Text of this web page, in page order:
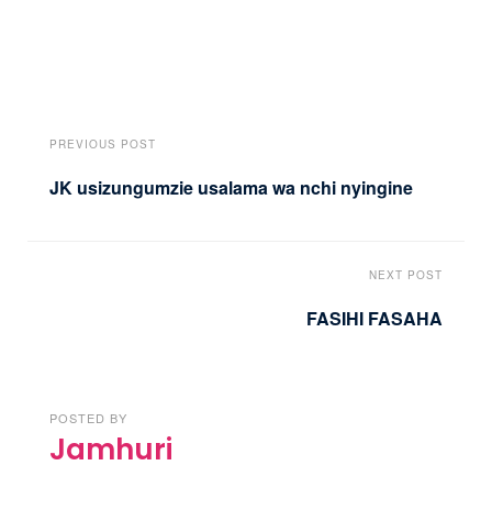
PREVIOUS POST
JK usizungumzie usalama wa nchi nyingine
NEXT POST
FASIHI FASAHA
POSTED BY
Jamhuri